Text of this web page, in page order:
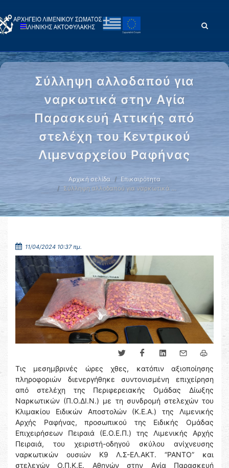
Σύλληψη αλλοδαπού για
ναρκωτικά στην Αγία
Παρασκευή Αττικής από
στελέχη του Κεντρικού
Λιμεναρχείου Ραφήνας
Αρχική σελίδα
Επικαιρότητα
Σύλληψη αλλοδαπού για ναρκωτικά …
11/04/2024 10:37 πμ.
Τις μεσημβρινές ώρες χθες, κατόπιν αξιοποίησης
πληροφοριών διενεργήθηκε συντονισμένη επιχείρηση
από στελέχη της Περιφερειακής Ομάδας Δίωξης
Ναρκωτικών (Π.Ο.ΔΙ.Ν.) με τη συνδρομή στελεχών του
Κλιμακίου Ειδικών Αποστολών (Κ.Ε.Α.) της Λιμενικής
Αρχής Ραφήνας, προσωπικού της Ειδικής Ομάδας
Επιχειρήσεων Πειραιά (Ε.Ο.Ε.Π.) της Λιμενικής Αρχής
Πειραιά, του χειριστή-οδηγού σκύλου ανίχνευσης
ναρκωτικών ουσιών Κ9 Λ.Σ-ΕΛ.ΑΚΤ. “ΡΑΝΤΟ” και
στελεχών Ο.Π.Κ.Ε. Αθηνών στην Αγία Παρασκευή